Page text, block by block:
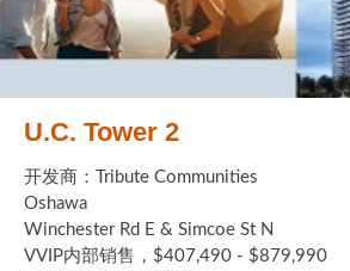
U.C. Tower 2
开发商：Tribute Communities
Oshawa
Winchester Rd E & Simcoe St N
VVIP内部销售，$407,490 - $879,990